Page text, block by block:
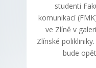
studenti
komunikací
ve Zlíně v
Zlínské
bude